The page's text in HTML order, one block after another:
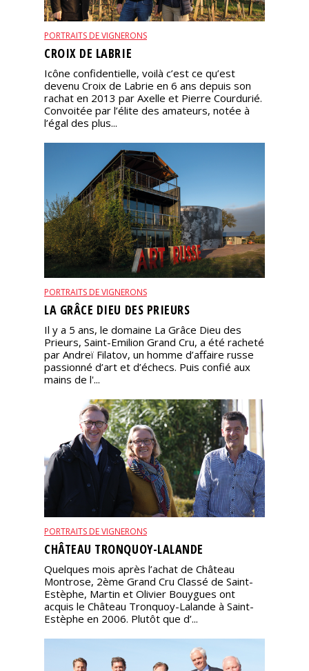
Le
magazine
Télécharger
la
Revue
PORTRAITS DE VIGNERONS
CROIX DE LABRIE
Icône confidentielle, voilà c’est ce qu’est
devenu Croix de Labrie en 6 ans depuis son
rachat en 2013 par Axelle et Pierre Courdurié.
Convoitée par l’élite des amateurs, notée à
l’égal des plus...
PORTRAITS DE VIGNERONS
LA GRÂCE DIEU DES PRIEURS
Il y a 5 ans, le domaine La Grâce Dieu des
Prieurs, Saint-Emilion Grand Cru, a été racheté
par Andreï Filatov, un homme d’affaire russe
passionné d’art et d’échecs. Puis confié aux
mains de l'...
PORTRAITS DE VIGNERONS
CHÂTEAU TRONQUOY-LALANDE
Quelques mois après l’achat de Château
Montrose, 2ème Grand Cru Classé de Saint-
Estèphe, Martin et Olivier Bouygues ont
acquis le Château Tronquoy-Lalande à Saint-
Estèphe en 2006. Plutôt que d’...